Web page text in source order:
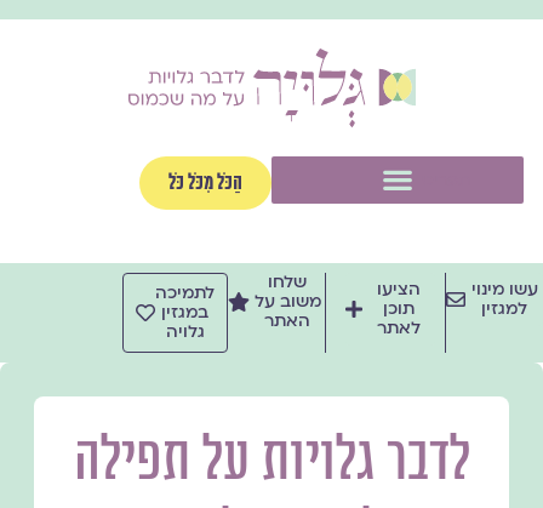
לתוכן
הַכֹּל מִכֹּל כֹּל
עשו מינוי
למגזין
הציעו
תוכן
לאתר
שלחו
משוב על
האתר
לתמיכה
במגזין
גלויה
לדבר גלויות על תפילה